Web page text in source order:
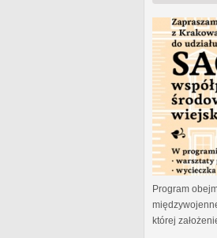
Program
której